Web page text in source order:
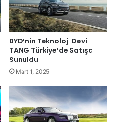
BYD’nin Teknoloji Devi
TANG Türkiye’de Satışa
Sunuldu
Mart 1, 2025